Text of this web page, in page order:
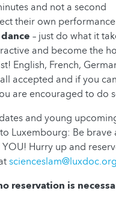
and not a second
their own
– just do what it
and become the
English, French,
accepted and if you
are encouraged to do
and young
Luxembourg: Be brave
Hurry up and
scienceslam@luxdoc.org
reservation is